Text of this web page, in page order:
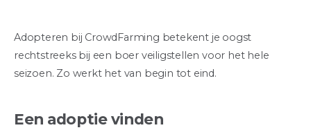
Adopteren bij CrowdFarming betekent je oogst
rechtstreeks bij een boer veiligstellen voor het hele
seizoen. Zo werkt het van begin tot eind.
Een adoptie vinden